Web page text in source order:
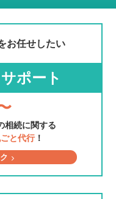
お任せしたい
ポート
相続に関する
と代行！